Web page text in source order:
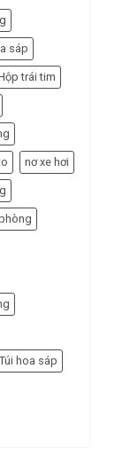
sáp
trái tim
nơ xe hơi
Túi hoa sáp